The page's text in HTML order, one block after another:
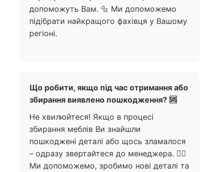
допоможуть Вам. 🔩 Ми допоможемо
підібрати найкращого фахівця у Вашому
регіоні.
Що робити, якщо під час отримання або
збирання виявлено пошкодження? 🆘
Не хвилюйтеся! Якщо в процесі
збирання меблів Ви знайшли
пошкоджені деталі або щось зламалося
– одразу звертайтеся до менеджера. 🙋‍♀️
Ми допоможемо, зробимо нові деталі та